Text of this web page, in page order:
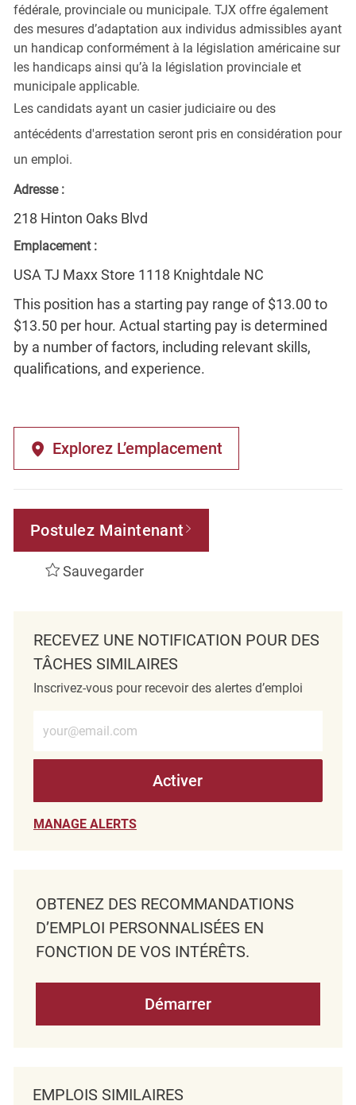
fédérale, provinciale ou municipale. TJX offre également
des mesures d’adaptation aux individus admissibles ayant
un handicap conformément à la législation américaine sur
les handicaps ainsi qu’à la législation provinciale et
municipale applicable.
Les candidats ayant un casier judiciaire ou des
antécédents d'arrestation seront pris en considération pour
un emploi.
Adresse :
218 Hinton Oaks Blvd
Emplacement :
USA TJ Maxx Store 1118 Knightdale NC
This position has a starting pay range of $13.00 to
$13.50 per hour. Actual starting pay is determined
by a number of factors, including relevant skills,
qualifications, and experience.
Explorez L’emplacement
Postulez Maintenant
Sauvegarder
RECEVEZ UNE NOTIFICATION POUR DES
TÂCHES SIMILAIRES
Inscrivez-vous pour recevoir des alertes d’emploi
Activer
MANAGE ALERTS
OBTENEZ DES RECOMMANDATIONS
D’EMPLOI PERSONNALISÉES EN
FONCTION DE VOS INTÉRÊTS.
Démarrer
EMPLOIS SIMILAIRES